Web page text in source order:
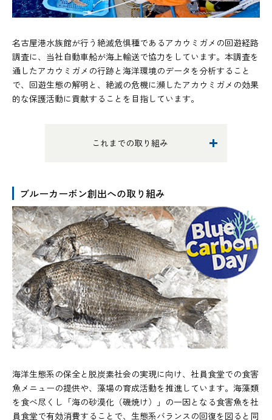
名古屋港水族館が行う絶滅危惧種であるアカウミガメの回遊経路
調査に、当社自動車船が海上輸送で協力をしています。本調査を
通したアカウミガメの行跡と海洋環境のデータを分析すること
で、回遊生態の解明と、絶滅の危機に瀕したアカウミガメの効果
的な保護活動に貢献することを目指しています。
これまでの取り組み
ブルーカーボン創出への取り組み
海洋生態系の保全と脱炭素社会の実現に向け、社員食堂での食害
魚メニューの提供や、藻場の育成活動を推進しています。海藻類
を食べ尽くし「海の砂漠化（磯焼け）」の一因となる食害魚を社
員食堂で有効消費することで、生態系バランスの回復を図ると同